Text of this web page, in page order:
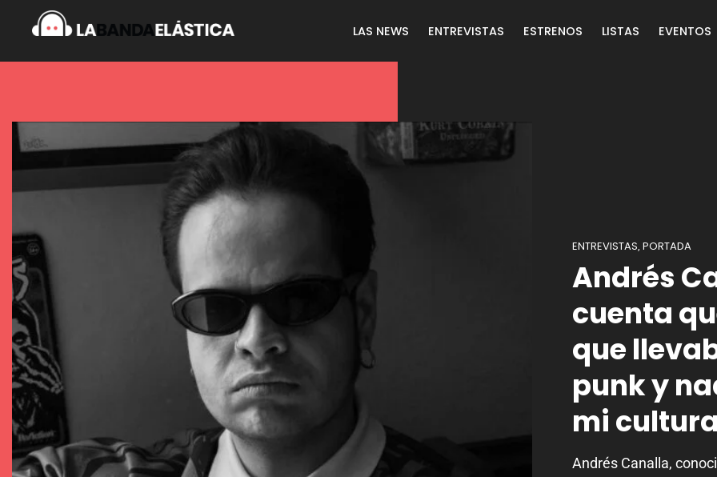
LAS NEWS ENTREVISTAS ESTRENOS LISTAS EVENTOS
ENTREVISTAS PORTADA
Andrés
cuenta
que
punk y
mi
Andrés Canalla,